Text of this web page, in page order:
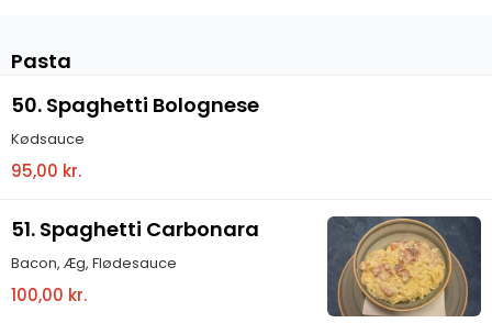
Pasta
50. Spaghetti Bolognese
Kødsauce
95,00 kr.
51. Spaghetti Carbonara
Bacon, Æg, Flødesauce
100,00 kr.